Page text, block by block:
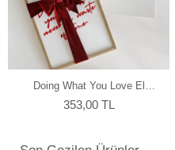
en hassas ve eşsiz renk
yapmaktayız.
Doing What You Love El
Yazısı Motivasyon Poster
353,00 TL